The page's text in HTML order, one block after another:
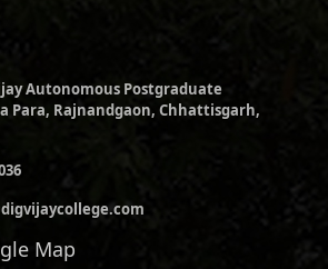
Autonomous Postgraduate
Para, Rajnandgaon, Chhattisgarh,
Map